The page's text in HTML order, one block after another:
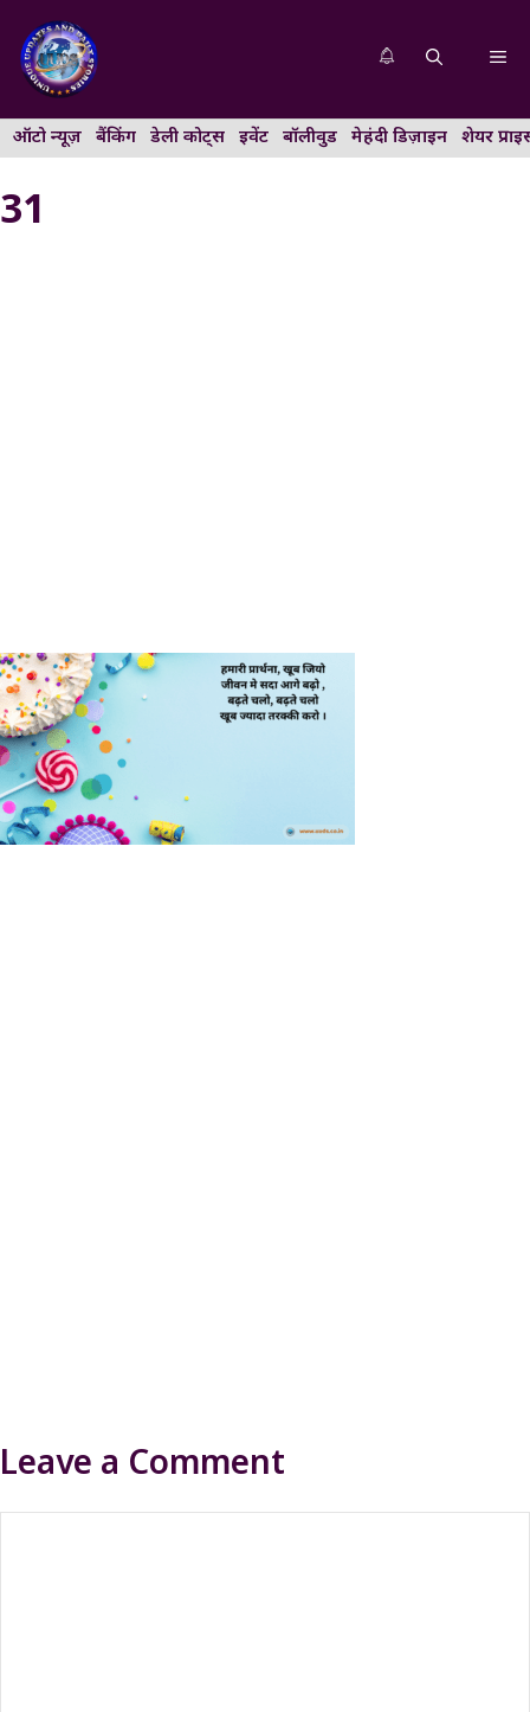
content
ऑटो न्यूज़ बैंकिंग डेली कोट्स इवेंट बॉलीवुड मेहंदी डिज़ाइन शेयर
31
Leave a Comment